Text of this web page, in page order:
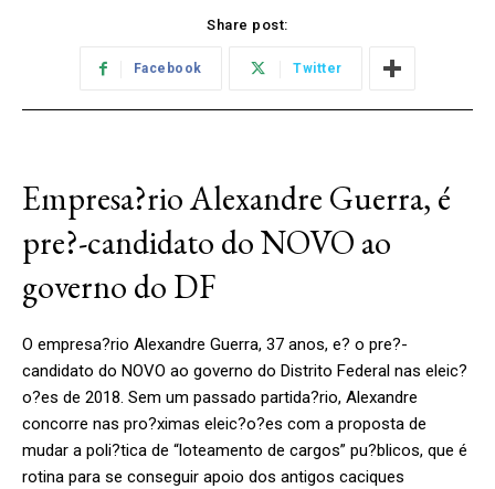
Share post:
Facebook Twitter
Empresa?rio Alexandre Guerra, é
pre?-candidato do NOVO ao
governo do DF
O empresa?rio Alexandre Guerra, 37 anos, e? o pre?-
candidato do NOVO ao governo do Distrito Federal nas eleic?
o?es de 2018. Sem um passado partida?rio, Alexandre
concorre nas pro?ximas eleic?o?es com a proposta de
mudar a poli?tica de “loteamento de cargos” pu?blicos, que é
rotina para se conseguir apoio dos antigos caciques